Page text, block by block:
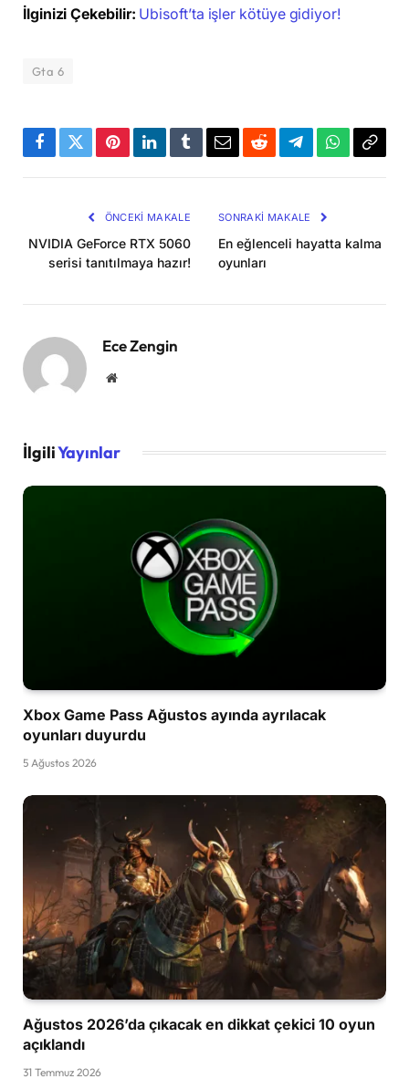
İlginizi Çekebilir: Ubisoft’ta işler kötüye gidiyor!
Gta 6
Facebook
TwitterPinterestLinkedInTumblrEmailRedditTelegramWhatsApp
ÖNCEKI MAKALE
NVIDIA GeForce RTX 5060
serisi tanıtılmaya hazır!
SONRAKI MAKALE
En eğlenceli hayatta kalma
oyunları
Ece Zengin
Website
İlgiliYayınlar
Xbox Game Pass Ağustos ayında ayrılacak
oyunları duyurdu
5 Ağustos 2026
Ağustos 2026’da çıkacak en dikkat çekici 10 oyun
açıklandı
31 Temmuz 2026